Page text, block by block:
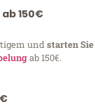
ab 150€
undstarten
ab 150€.